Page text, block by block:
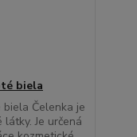
biela
Čelenka je
Je určená